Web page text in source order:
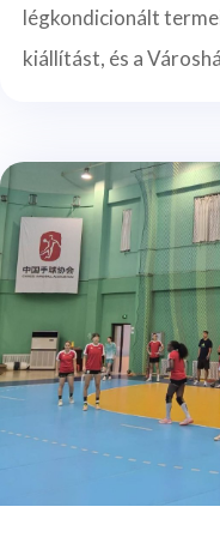
légkondicionált
kiállítást, és a